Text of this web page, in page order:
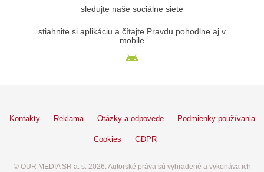
sledujte naše sociálne siete
stiahnite si aplikáciu a čítajte Pravdu pohodlne aj v
mobile
Kontakty Reklama Otázky a odpovede Podmienky používania
Cookies GDPR
© OUR MEDIA SR a. s. 2026. Autorské práva sú vyhradené a vykonáva ich